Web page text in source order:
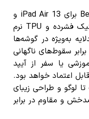
کاور آیپد XUNDD مدل Beatle Stand برای iPad Air 13 و
iPad Pro 12.9از چندین لایه پلاستیک فشرده و TPU نرم
به‌ویژه در گوشه‌ها
سقوط‌های ناگهانی
یا سفر از آیپد
اعتماد خواهد بود.
لوگو و طراحی زیبای
و مقاوم در برابر